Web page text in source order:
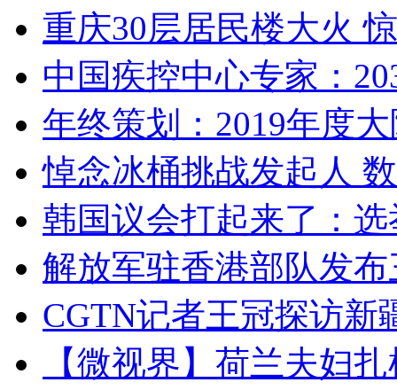
重庆30层居民楼大火
中国疾控中心专家：
年终策划：2019年度
悼念冰桶挑战发起人
韩国议会打起来了：
解放军驻香港部队发
CGTN记者王冠探访新
【微视界】荷兰夫妇